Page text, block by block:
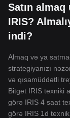
Satın almaq
IRIS?
indi?
Almaq və ya
strategiyanızı
və qısamüddətli
Bitget IRIS texniki
görə IRIS 4 saat
görə IRIS 1d